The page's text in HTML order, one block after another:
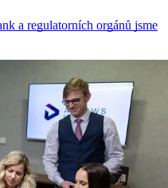
a regulatorních orgánů jsme